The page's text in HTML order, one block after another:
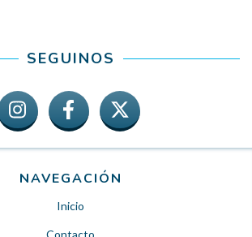
SEGUINOS
NAVEGACIÓN
Inicio